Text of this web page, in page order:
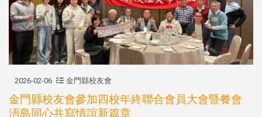
2026-02-06 金門縣校友會
金門縣校友會參加四校年終聯合會員大會暨餐會
浯島同心共寫情誼新篇章